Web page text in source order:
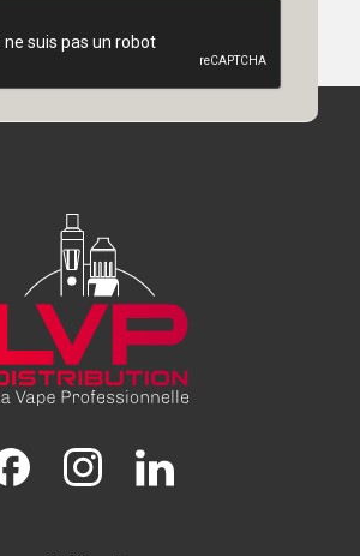
Facebook Instagram